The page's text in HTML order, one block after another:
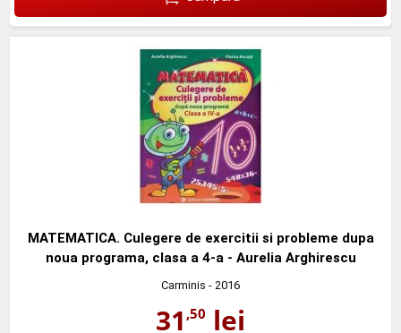
MATEMATICA. Culegere de exercitii si probleme dupa
noua programa, clasa a 4-a - Aurelia Arghirescu
Carminis - 2016
31 ,50 lei